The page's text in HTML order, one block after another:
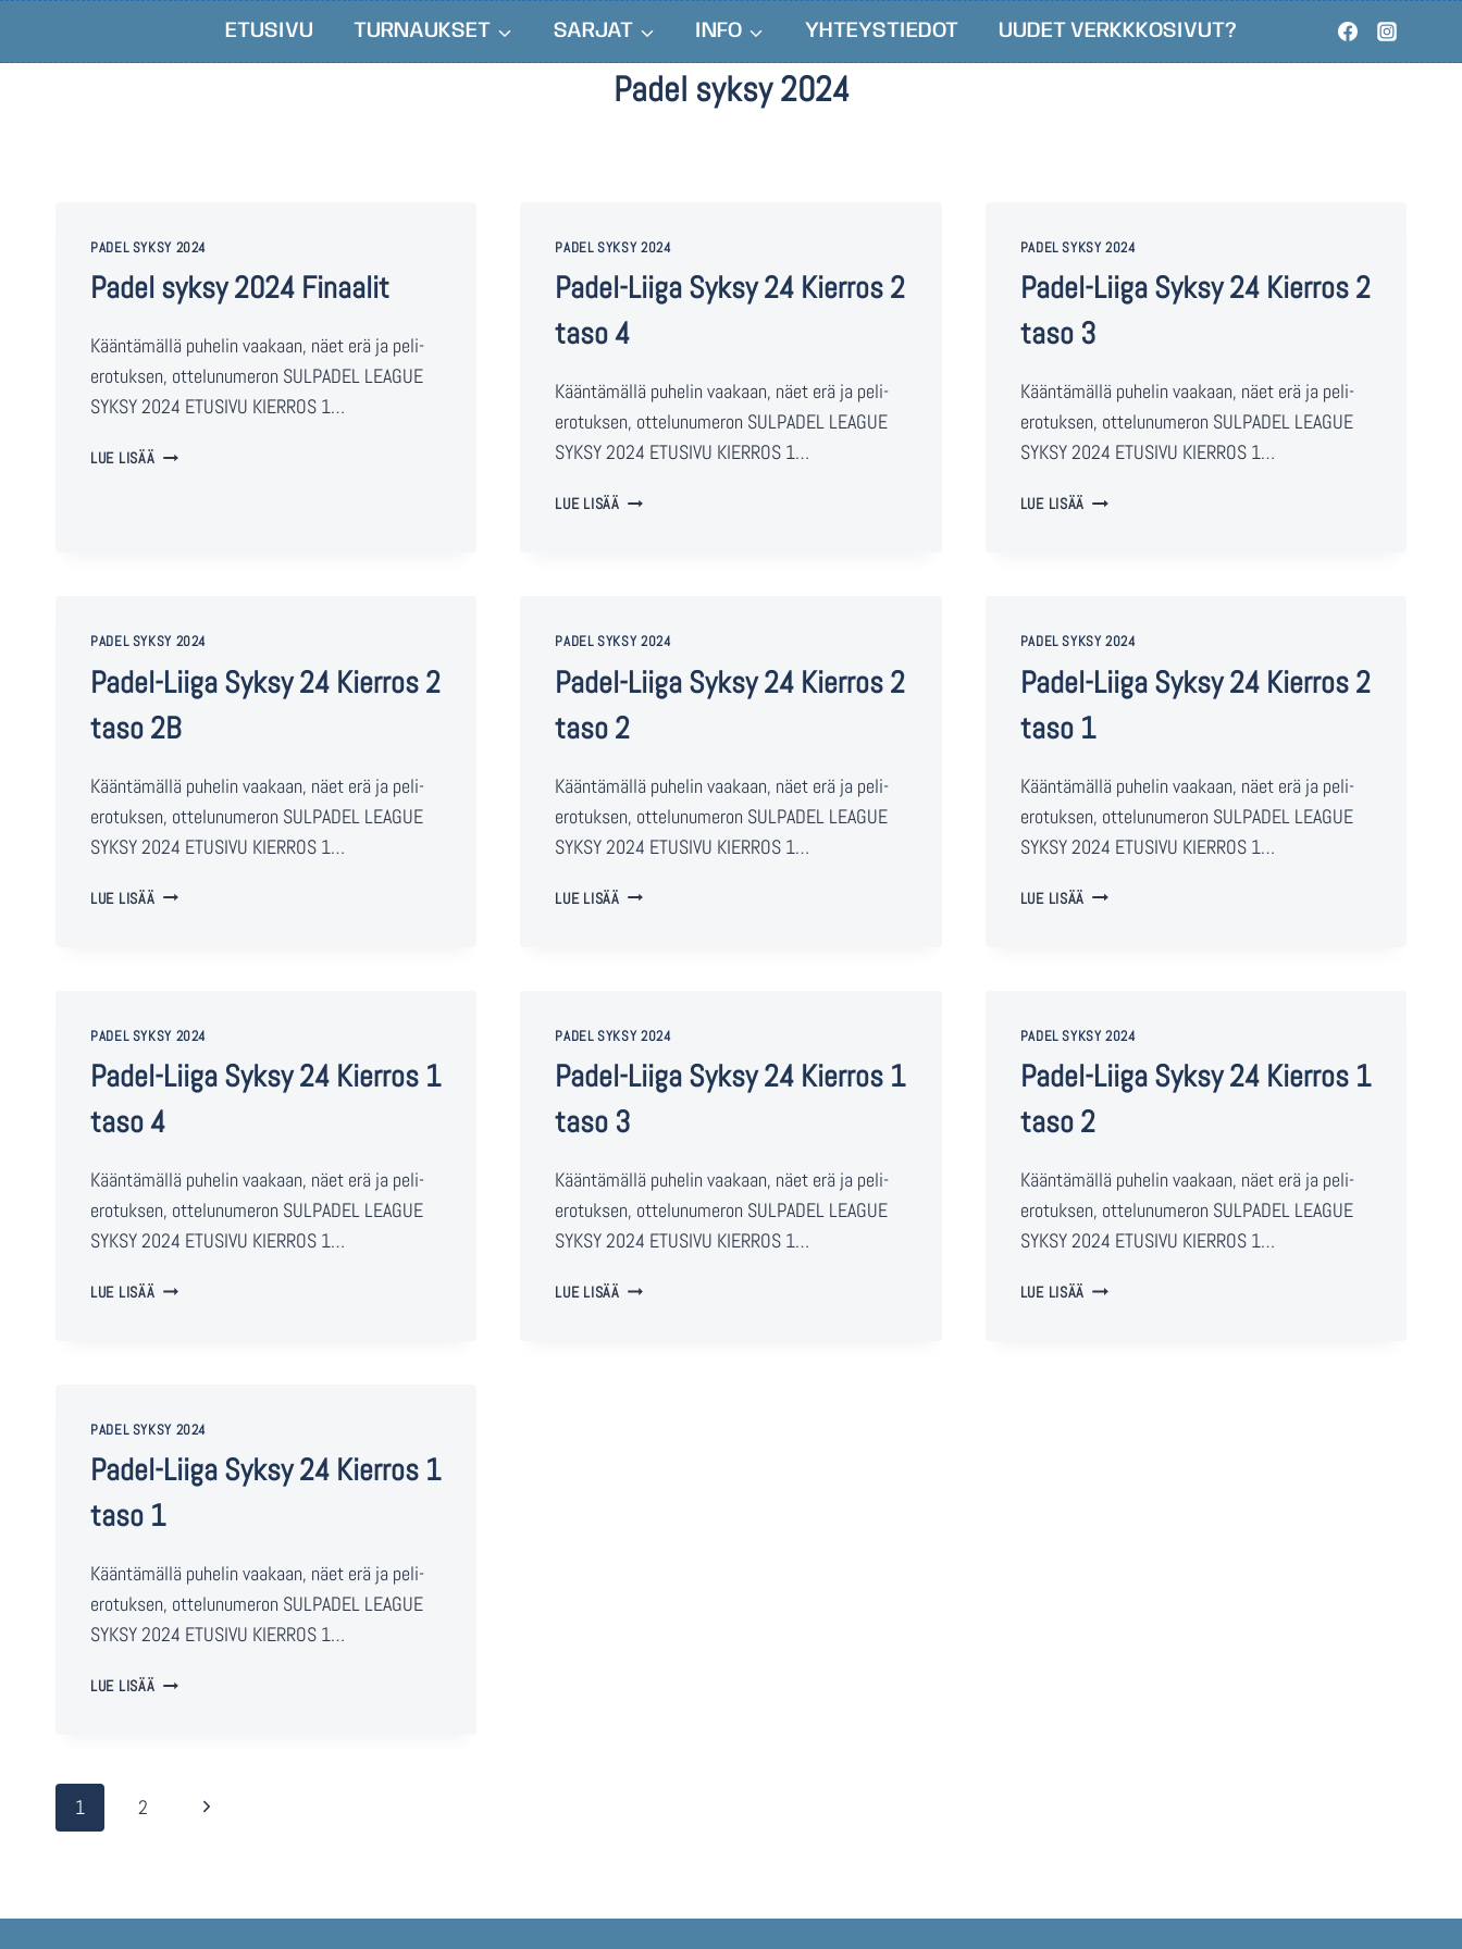
ETUSIVU TURNAUKSET SARJAT INFO YHTEYSTIEDOT UUDET VERKKKOSIVUT?
Padel syksy 2024
PADEL SYKSY 2024
Padel syksy 2024 Finaalit
Kääntämällä puhelin vaakaan, näet erä ja peli-
erotuksen, ottelunumeron SULPADEL LEAGUE
SYKSY 2024 ETUSIVU KIERROS 1…
LUE LISÄÄ
PADEL SYKSY 2024
Padel-Liiga Syksy 24 Kierros 2
taso 4
Kääntämällä puhelin vaakaan, näet erä ja peli-
erotuksen, ottelunumeron SULPADEL LEAGUE
SYKSY 2024 ETUSIVU KIERROS 1…
LUE LISÄÄ
PADEL SYKSY 2024
Padel-Liiga Syksy 24 Kierros 2
taso 3
Kääntämällä puhelin vaakaan, näet erä ja peli-
erotuksen, ottelunumeron SULPADEL LEAGUE
SYKSY 2024 ETUSIVU KIERROS 1…
LUE LISÄÄ
PADEL SYKSY 2024
Padel-Liiga Syksy 24 Kierros 2
taso 2B
Kääntämällä puhelin vaakaan, näet erä ja peli-
erotuksen, ottelunumeron SULPADEL LEAGUE
SYKSY 2024 ETUSIVU KIERROS 1…
LUE LISÄÄ
PADEL SYKSY 2024
Padel-Liiga Syksy 24 Kierros 2
taso 2
Kääntämällä puhelin vaakaan, näet erä ja peli-
erotuksen, ottelunumeron SULPADEL LEAGUE
SYKSY 2024 ETUSIVU KIERROS 1…
LUE LISÄÄ
PADEL SYKSY 2024
Padel-Liiga Syksy 24 Kierros 2
taso 1
Kääntämällä puhelin vaakaan, näet erä ja peli-
erotuksen, ottelunumeron SULPADEL LEAGUE
SYKSY 2024 ETUSIVU KIERROS 1…
LUE LISÄÄ
PADEL SYKSY 2024
Padel-Liiga Syksy 24 Kierros 1
taso 4
Kääntämällä puhelin vaakaan, näet erä ja peli-
erotuksen, ottelunumeron SULPADEL LEAGUE
SYKSY 2024 ETUSIVU KIERROS 1…
LUE LISÄÄ
PADEL SYKSY 2024
Padel-Liiga Syksy 24 Kierros 1
taso 3
Kääntämällä puhelin vaakaan, näet erä ja peli-
erotuksen, ottelunumeron SULPADEL LEAGUE
SYKSY 2024 ETUSIVU KIERROS 1…
LUE LISÄÄ
PADEL SYKSY 2024
Padel-Liiga Syksy 24 Kierros 1
taso 2
Kääntämällä puhelin vaakaan, näet erä ja peli-
erotuksen, ottelunumeron SULPADEL LEAGUE
SYKSY 2024 ETUSIVU KIERROS 1…
LUE LISÄÄ
PADEL SYKSY 2024
Padel-Liiga Syksy 24 Kierros 1
taso 1
Kääntämällä puhelin vaakaan, näet erä ja peli-
erotuksen, ottelunumeron SULPADEL LEAGUE
SYKSY 2024 ETUSIVU KIERROS 1…
LUE LISÄÄ
1 2